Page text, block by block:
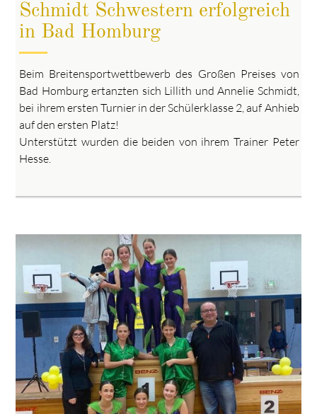
Schmidt Schwestern erfolgreich
in Bad Homburg
Beim Breitensportwettbewerb des Großen Preises von
Bad Homburg ertanzten sich Lillith und Annelie Schmidt,
bei ihrem ersten Turnier in der Schülerklasse 2, auf Anhieb
auf den ersten Platz!
Unterstützt wurden die beiden von ihrem Trainer Peter
Hesse.